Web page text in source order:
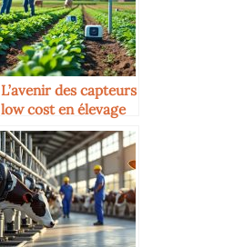
L’avenir des capteurs
low cost en élevage